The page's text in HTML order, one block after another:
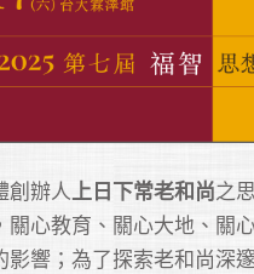
創辦人 上日下常老和尚之
關心教育、關心大地、關
影響；為了探索老和尚深